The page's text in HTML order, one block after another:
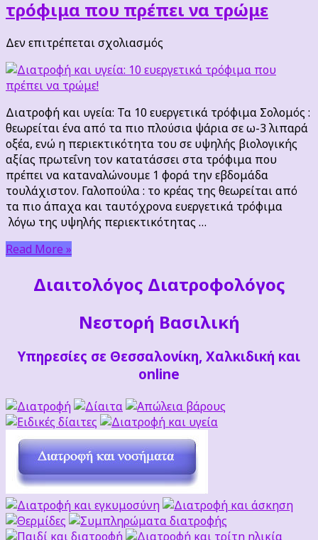
τρόφιμα που πρέπει να τρώμε
Δεν επιτρέπεται σχολιασμός
και
ευεργετικά
τρόφιμα
που
πρέπει
να
τρώμε
Διατροφή και υγεία: Τα 10 ευεργετικά τρόφιμα Σολομός :
θεωρείται ένα από τα πιο πλούσια ψάρια σε ω-3 λιπαρά
οξέα, ενώ η περιεκτικότητα του σε υψηλής βιολογικής
αξίας πρωτεΐνη τον κατατάσσει στα τρόφιμα που
πρέπει να καταναλώνουμε 1 φορά την εβδομάδα
τουλάχιστον. Γαλοπούλα : το κρέας της θεωρείται από
τα πιο άπαχα και ταυτόχρονα ευεργετικά τρόφιμα
λόγω της υψηλής περιεκτικότητας …
Read More »
Διαιτoλόγος Διατροφολόγος
Νεστορή Βασιλική
Υπηρεσίες σε Θεσσαλονίκη, Χαλκιδική και
online